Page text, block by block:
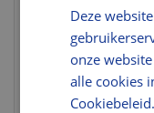
Gewicht eenheid
Kleur en
Kleurcode
Deze
onze
alle cookies
Cookiebeleid.